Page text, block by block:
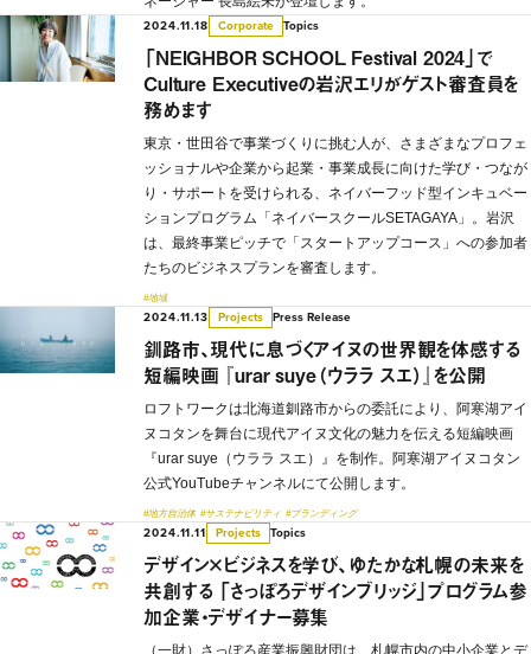
2024.11.18 Corporate Topics
「NEIGHBOR SCHOOL Festival 2024」で
Culture Executiveの岩沢エリがゲスト審査員を
務めます
東京・世田谷で事業づくりに挑む人が、さまざまなプロフェ
ッショナルや企業から起業・事業成長に向けた学び・つなが
り・サポートを受けられる、ネイバーフッド型インキュベー
ションプログラム「ネイバースクールSETAGAYA」。岩沢
は、最終事業ピッチで「スタートアップコース」への参加者
たちのビジネスプランを審査します。
#地域
2024.11.13 Projects Press Release
釧路市、現代に息づくアイヌの世界観を体感する
短編映画 『urar suye（ウララ スエ）』を公開
ロフトワークは北海道釧路市からの委託により、阿寒湖アイ
ヌコタンを舞台に現代アイヌ文化の魅力を伝える短編映画
『urar suye（ウララ スエ）』を制作。阿寒湖アイヌコタン
公式YouTubeチャンネルにて公開します。
#地方自治体 #サステナビリティ #ブランディング
2024.11.11 Projects Topics
デザイン×ビジネスを学び、ゆたかな札幌の未来を
共創する 「さっぽろデザインブリッジ」プログラム参
加企業・デザイナー募集